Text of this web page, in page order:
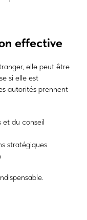
effective
elle peut être
si elle est
autorités prennent
et du conseil
stratégiques